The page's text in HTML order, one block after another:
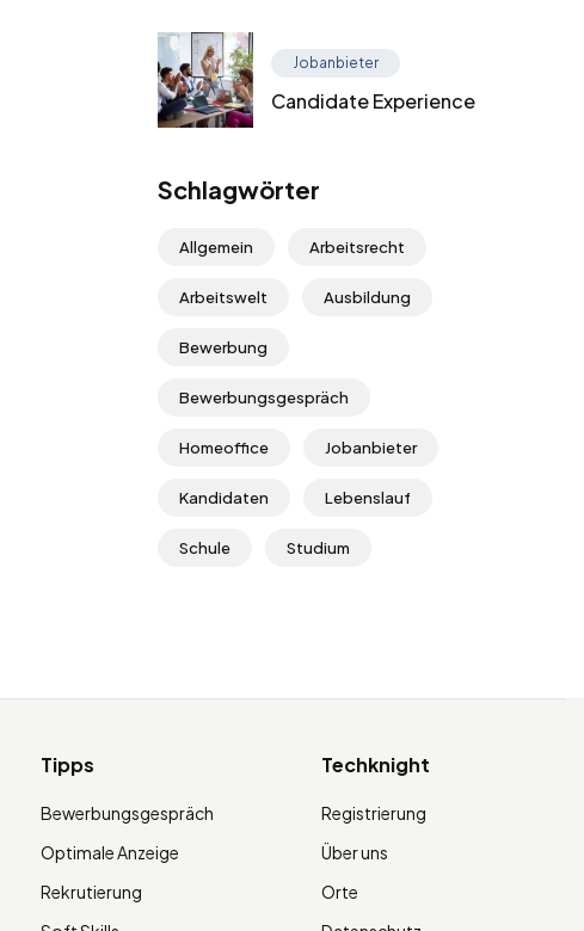
Jobanbieter
Candidate Experience
Schlagwörter
Allgemein Arbeitsrecht
Arbeitswelt Ausbildung
Bewerbung
Bewerbungsgespräch
Homeoffice Jobanbieter
Kandidaten Lebenslauf
Schule Studium
Tipps
Bewerbungsgespräch
Optimale Anzeige
Rekrutierung
Techknight
Registrierung
Über uns
Orte